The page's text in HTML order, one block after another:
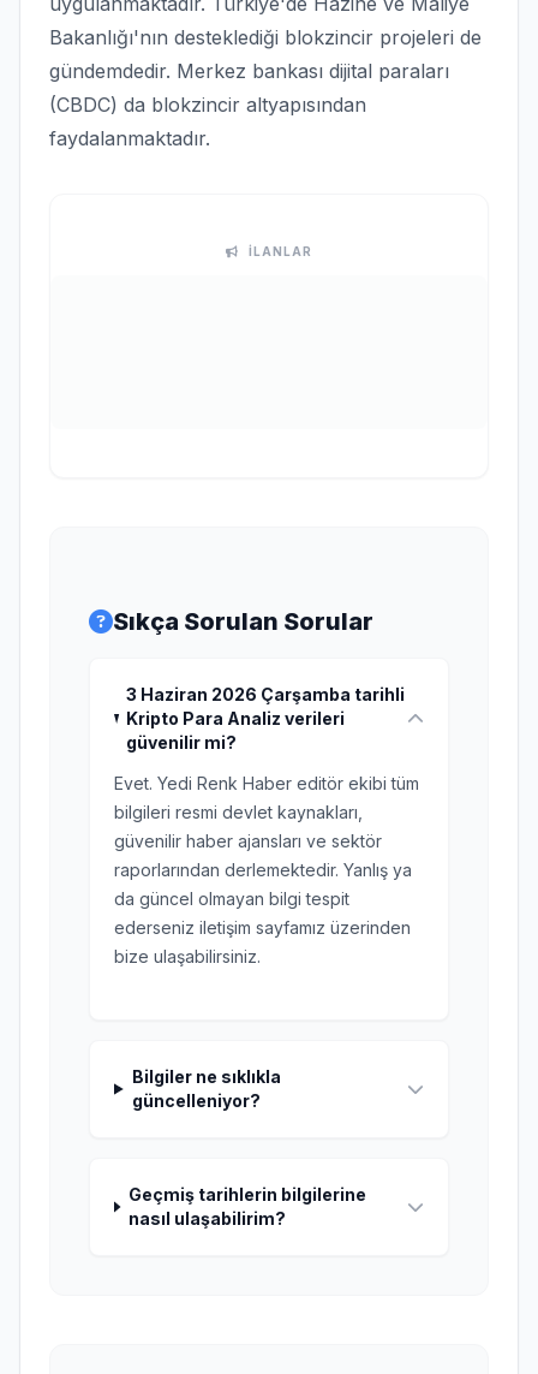
Bakanlığı'nın desteklediği blokzincir projeleri de
gündemdedir. Merkez bankası dijital paraları
(CBDC) da blokzincir altyapısından
faydalanmaktadır.
İLANLAR
Sıkça Sorulan Sorular
3 Haziran 2026 Çarşamba tarihli
Kripto Para Analiz verileri
güvenilir mi?
Evet. Yedi Renk Haber editör ekibi tüm
bilgileri resmi devlet kaynakları,
güvenilir haber ajansları ve sektör
raporlarından derlemektedir. Yanlış ya
da güncel olmayan bilgi tespit
ederseniz iletişim sayfamız üzerinden
bize ulaşabilirsiniz.
Bilgiler ne sıklıkla
güncelleniyor?
Geçmiş tarihlerin bilgilerine
nasıl ulaşabilirim?